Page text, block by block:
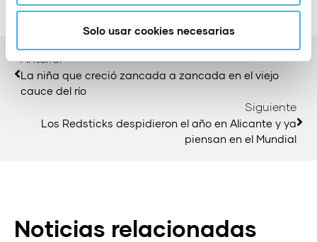
Solo usar cookies necesarias
Anterior
La niña que creció zancada a zancada en el viejo
cauce del río
Siguiente
Los Redsticks despidieron el año en Alicante y ya
piensan en el Mundial
Noticias relacionadas